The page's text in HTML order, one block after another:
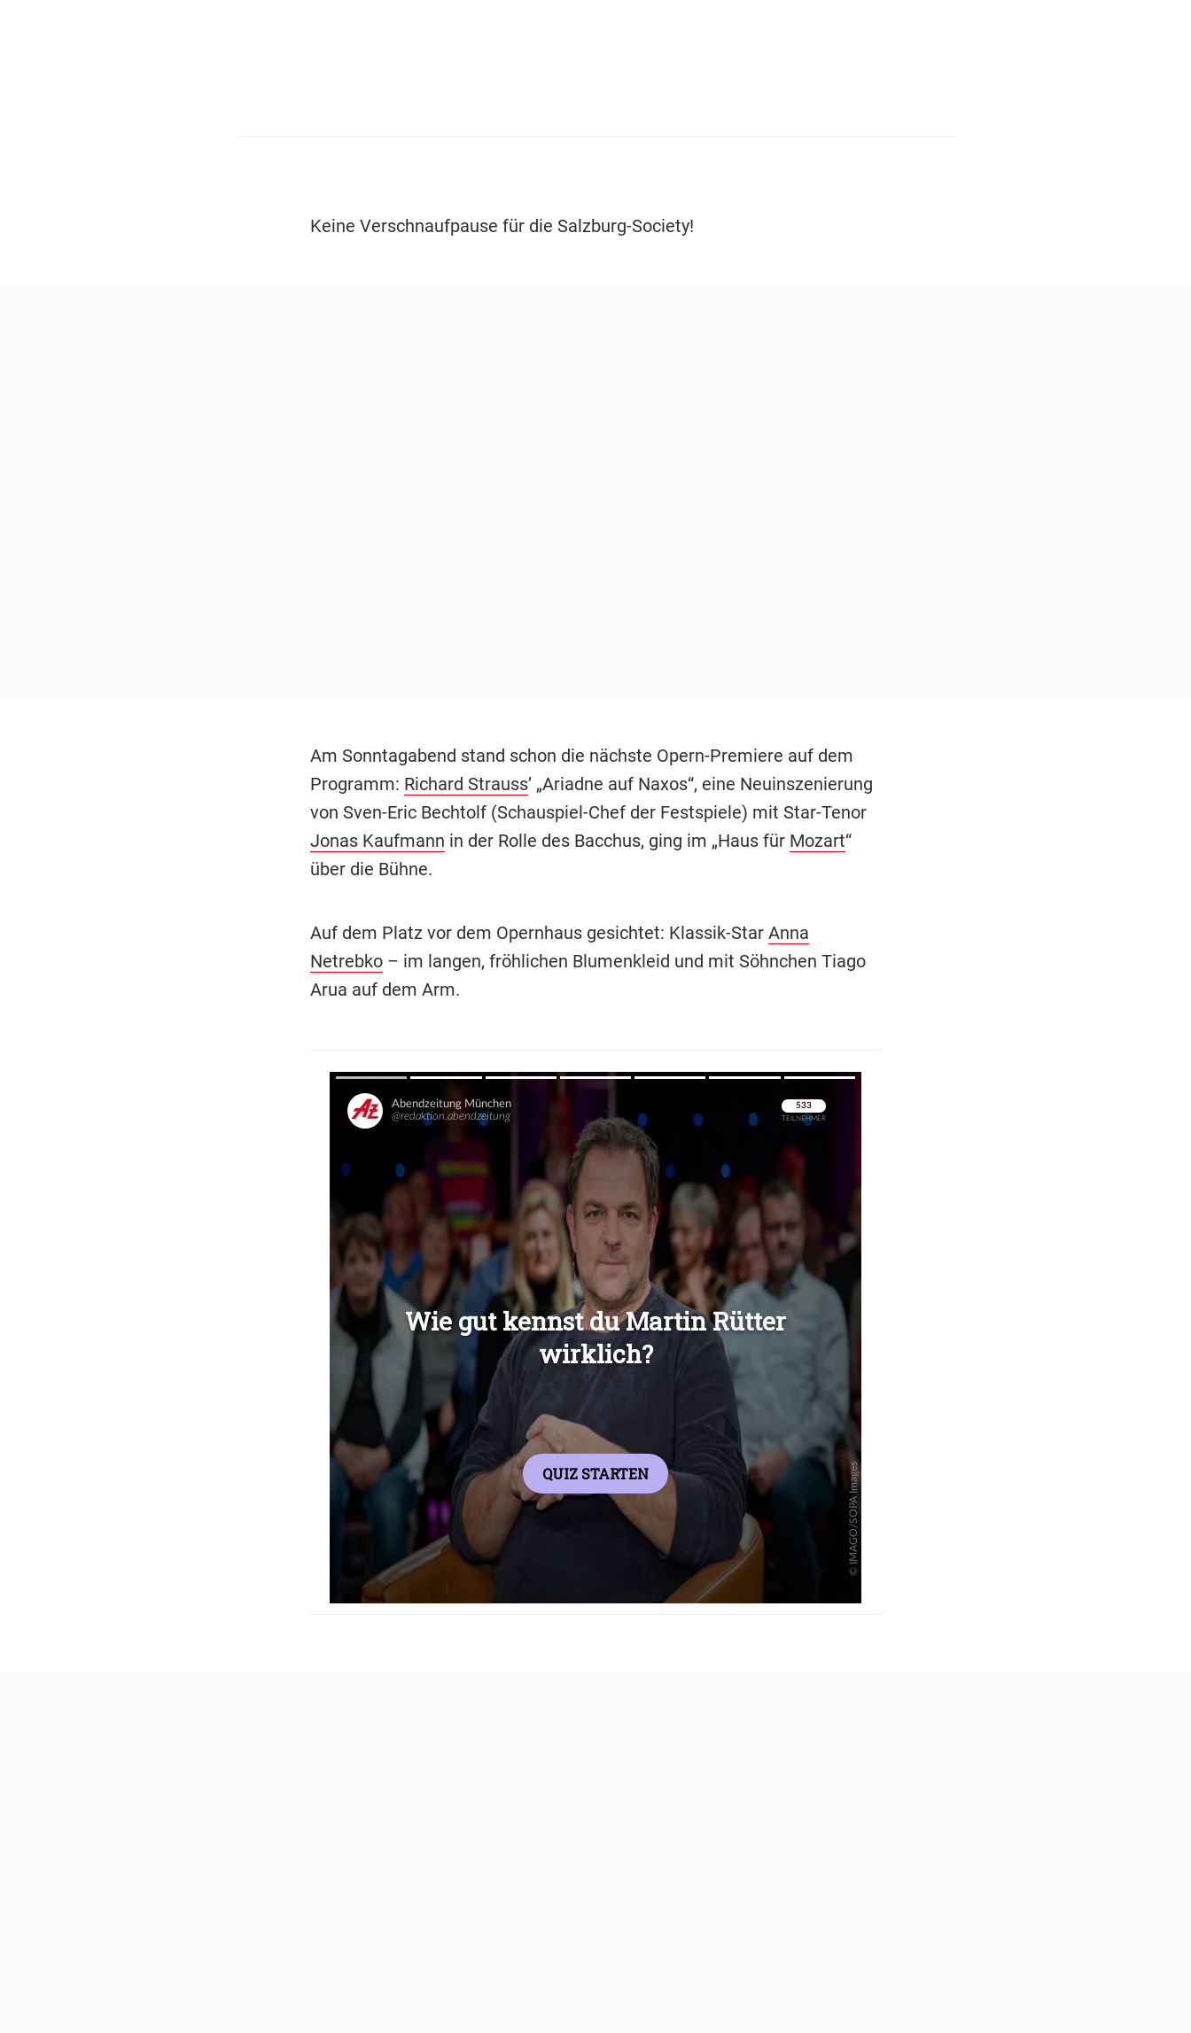
Keine Verschnaufpause für die Salzburg-Society!
Am Sonntagabend stand schon die nächste Opern-Premiere auf dem
Programm: Richard Strauss’ „Ariadne auf Naxos“, eine Neuinszenierung
von Sven-Eric Bechtolf (Schauspiel-Chef der Festspiele) mit Star-Tenor
Jonas Kaufmann in der Rolle des Bacchus, ging im „Haus für Mozart“
über die Bühne.
Auf dem Platz vor dem Opernhaus gesichtet: Klassik-Star Anna
Netrebko– im langen, fröhlichen Blumenkleid und mit Söhnchen Tiago
Arua auf dem Arm.
Überspringen
Überspringen